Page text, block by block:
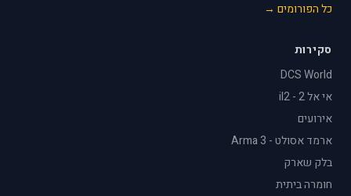
כל הפורומים →
סקירות
DCS World
אי אל 2 - il2
אירועים
ארמד אסולט - Arma 3
בלק שארק
חומרה ביתית